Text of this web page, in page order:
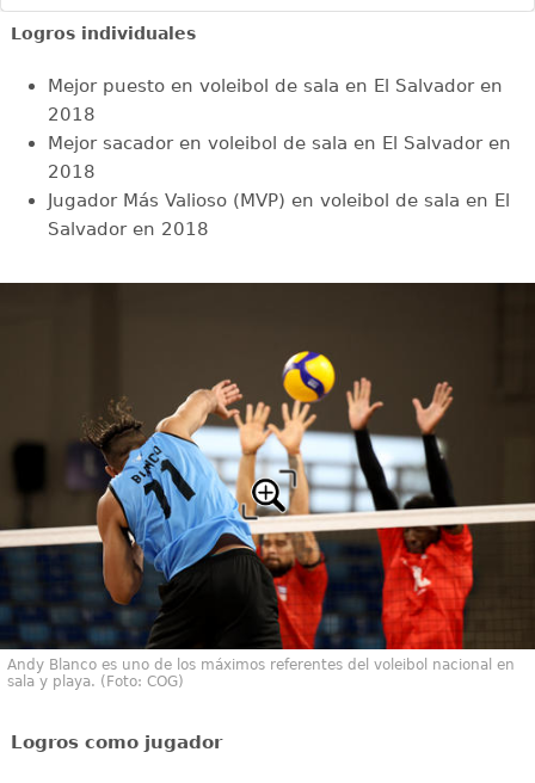
Logros individuales
Mejor puesto en voleibol de sala en El Salvador en
2018
Mejor sacador en voleibol de sala en El Salvador en
2018
Jugador Más Valioso (MVP) en voleibol de sala en El
Salvador en 2018
Andy Blanco es uno de los máximos referentes del voleibol nacional en
sala y playa. (Foto: COG)
Logros como jugador